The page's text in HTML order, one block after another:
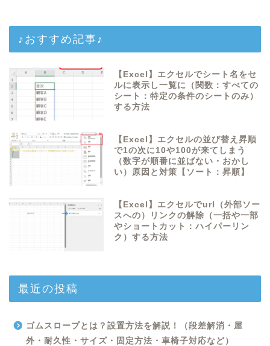
♪おすすめ記事♪
【Excel】エクセルでシート名をセ
ルに表示し一覧に（関数：すべての
シート：特定の条件のシートのみ）
する方法
【Excel】エクセルの並び替え昇順
で1の次に10や100が来てしまう
（数字が順番に並ばない・おかし
い）原因と対策【ソート：昇順】
【Excel】エクセルでurl（外部ソー
スへの）リンクの解除（一括や一部
やショートカット：ハイパーリン
ク）する方法
最近の投稿
ゴムスロープとは？設置方法を解説！（段差解消・屋
外・耐久性・サイズ・固定方法・車椅子対応など）
Excel